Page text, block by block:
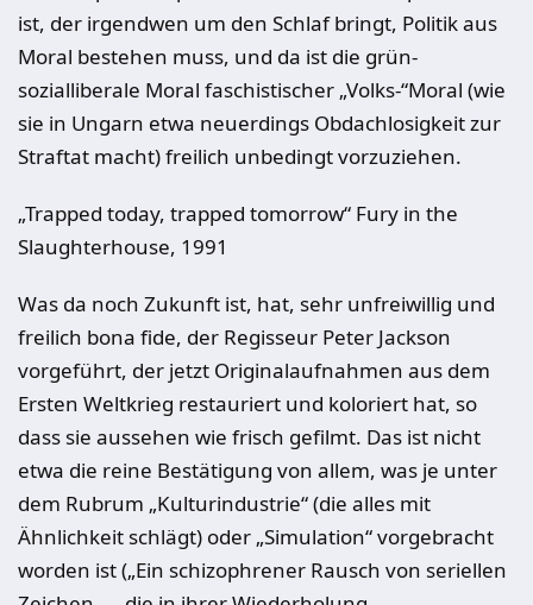
ist, der irgendwen um den Schlaf bringt, Politik aus
Moral bestehen muss, und da ist die grün-
sozialliberale Moral faschistischer „Volks-“Moral (wie
sie in Ungarn etwa neuerdings Obdachlosigkeit zur
Straftat macht) freilich unbedingt vorzuziehen.
„Trapped today, trapped tomorrow“ Fury in the
Slaughterhouse, 1991
Was da noch Zukunft ist, hat, sehr unfreiwillig und
freilich bona fide, der Regisseur Peter Jackson
vorgeführt, der jetzt Originalaufnahmen aus dem
Ersten Weltkrieg restauriert und koloriert hat, so
dass sie aussehen wie frisch gefilmt. Das ist nicht
etwa die reine Bestätigung von allem, was je unter
dem Rubrum „Kulturindustrie“ (die alles mit
Ähnlichkeit schlägt) oder „Simulation“ vorgebracht
worden ist („Ein schizophrener Rausch von seriellen